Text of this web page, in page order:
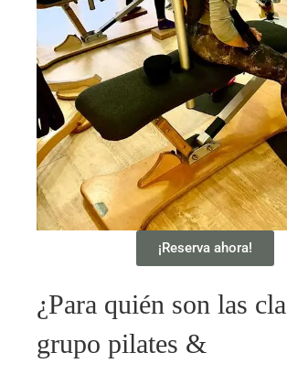
¡Reserva ahora!
¿Para quién son las
grupo pilates &